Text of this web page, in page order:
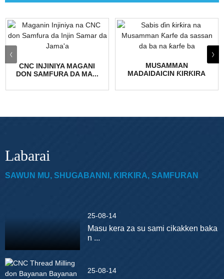
CNC INJINIYA MAGANI
DON SAMFURA DA MA...
MUSAMMAN
MADAIDAICIN ƘIRƘIRA
Labarai
SAWUN MU, SHUGABANNI, ƘIRƘIRA, SAMFURAN
25-08-14
Masu kera za su sami cikakken baka
n ...
25-08-14